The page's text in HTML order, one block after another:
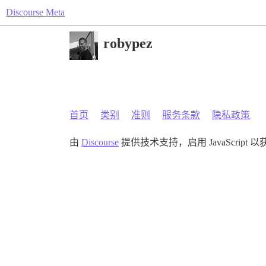
Discourse Meta
robypez
首页 类别 准则 服务条款 隐私政策
由 Discourse 提供技术支持，启用 JavaScript 以